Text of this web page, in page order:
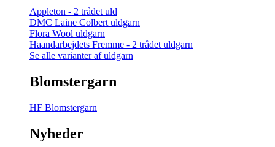
Appleton - 2 trådet uld
DMC Laine Colbert uldgarn
Flora Wool uldgarn
Haandarbejdets Fremme - 2 trådet uldgarn
Se alle varianter af uldgarn
Blomstergarn
HF Blomstergarn
Nyheder